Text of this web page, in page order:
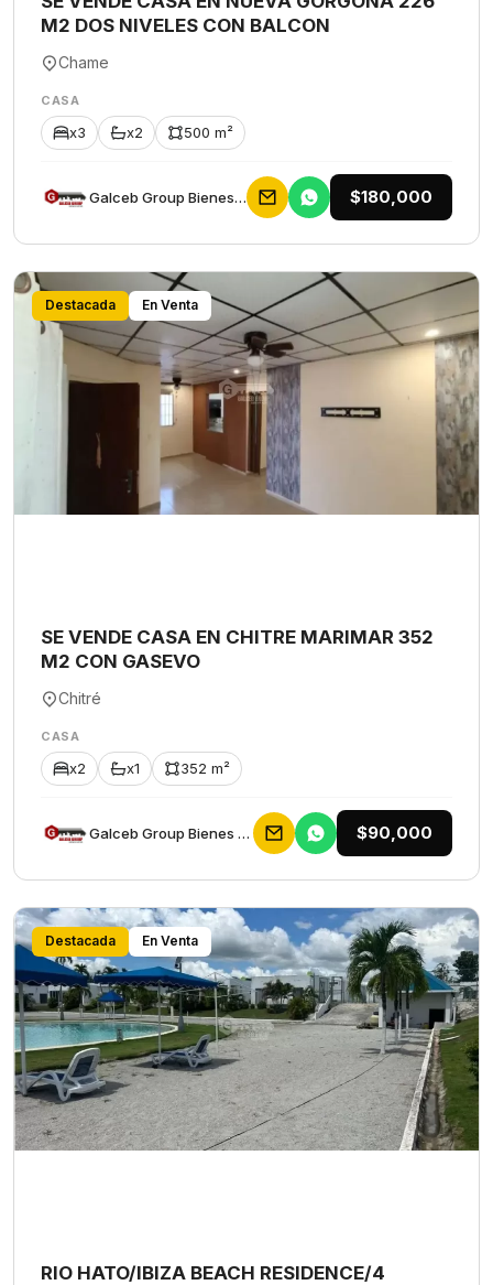
M2 DOS NIVELES CON BALCON
Chame
CASA
x3 x2 500 m²
Galceb Group Bienes Raices $180,000
Destacada En Venta
SE VENDE CASA EN CHITRE MARIMAR 352
M2 CON GASEVO
Chitré
CASA
x2 x1 352 m²
Galceb Group Bienes Raices $90,000
Destacada En Venta
RIO HATO/IBIZA BEACH RESIDENCE/4